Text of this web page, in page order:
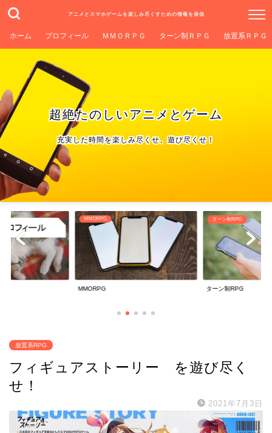
アニメとスマホゲームを楽しみ尽くすための情報を発信
ホーム プロフィール ＭＭＯＲＰＧ ターン制ＲＰＧ 放置系ＲＰＧ
超絶たのしいアニメとゲーム
充実した時間を楽しみ尽くせ、遊び尽くせ！
ターン制RPG
ターン制RPG
放置系RPG
放置系RPG
放置系RPG
フィギュアストーリー を遊び尽く
せ！
2021年7月3日